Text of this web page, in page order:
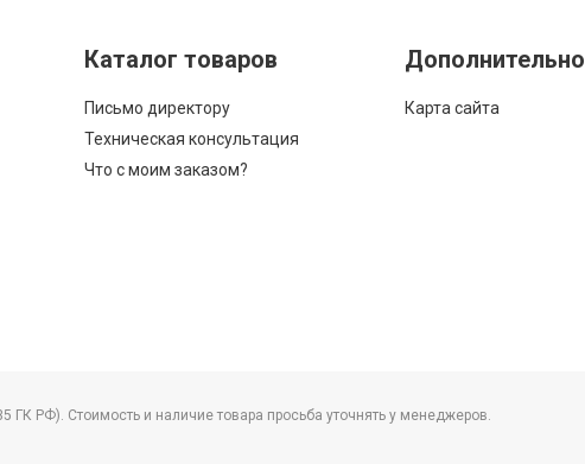
Каталог товаров
Письмо директору
Техническая консультация
Что с моим заказом?
Дополнительно
Карта сайта
РФ). Стоимость и наличие товара просьба уточнять у менеджеров.